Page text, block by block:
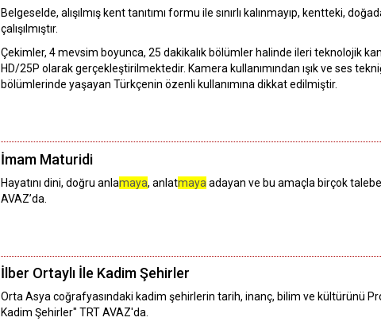
Belgeselde, alışılmış kent tanıtımı formu ile sınırlı kalınmayıp, kentteki,
çalışılmıştır.
Çekimler, 4 mevsim boyunca, 25 dakikalık bölümler halinde ileri teknolojik
HD/25P olarak gerçekleştirilmektedir. Kamera kullanımından ışık ve ses
bölümlerinde yaşayan Türkçenin özenli kullanımına dikkat edilmiştir.
İmam Maturidi
Hayatını dini, doğru anlamaya, anlatmaya adayan ve bu amaçla birçok
AVAZ’da.
İlber Ortaylı İle Kadim Şehirler
Orta Asya coğrafyasındaki kadim şehirlerin tarih, inanç, bilim ve kültürünü
Kadim Şehirler" TRT AVAZ'da.